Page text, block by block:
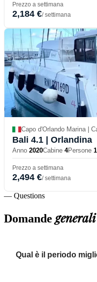
Prezzo a settimana
2,184 €/ settimana
Capo d'Orlando Marina |
Bali 4.1 | Orlandina
Anno 2020Cabine 4Persone
Prezzo a settimana
2,494 €/ settimana
— Questions
Domandegenerali
Qual è il periodo